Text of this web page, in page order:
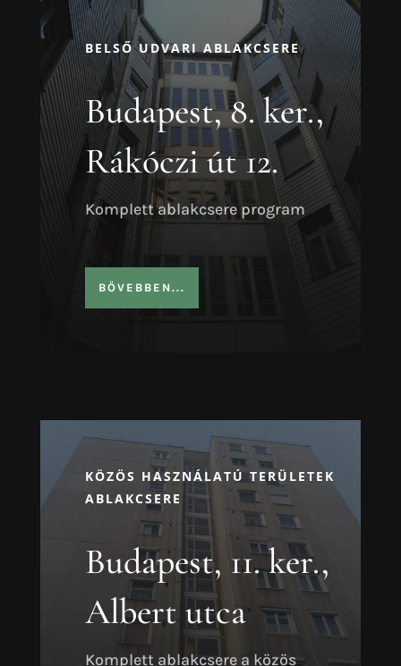
BELSŐ UDVARI ABLAKCSERE
Budapest, 8. ker.,
Rákóczi út 12.
Komplett ablakcsere program
BŐVEBBEN...
KÖZÖS HASZNÁLATÚ TERÜLETEK
ABLAKCSERE
Budapest, 11. ker.,
Albert utca
Komplett ablakcsere a közös